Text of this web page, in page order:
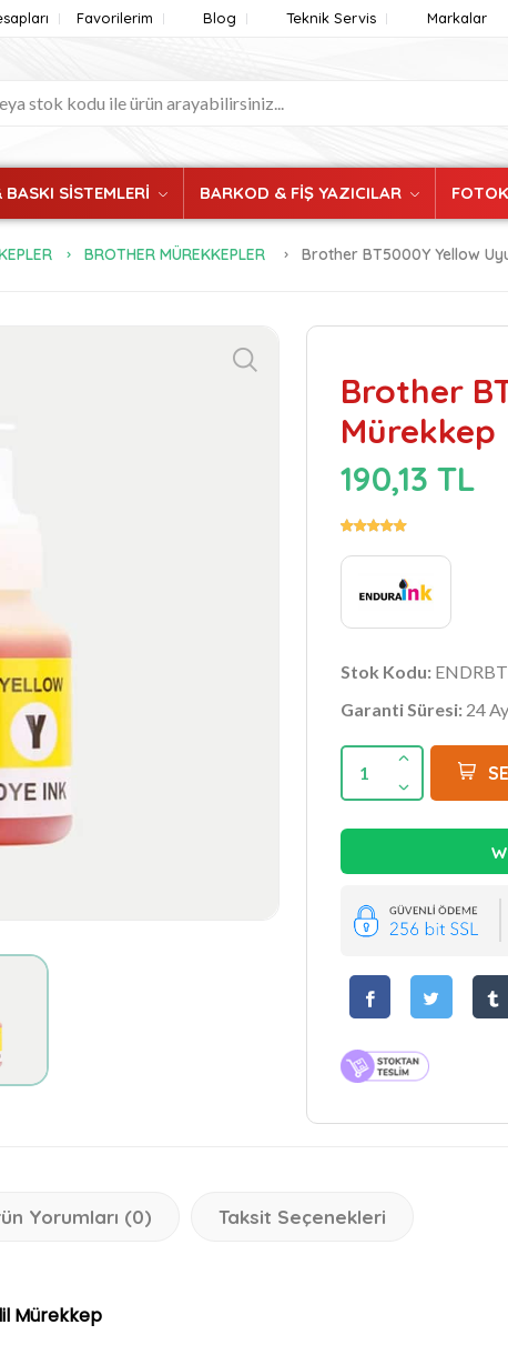
Favorilerim Blog Teknik Servis Markalar
SİSTEMLERİ BARKOD & FİŞ YAZICILAR
BROTHER MÜREKKEPLER Brother BT5000Y Yellow
Brother
Mürekkep
190,13 TL
Stok Kodu:
Garanti Süresi: 24 Ay
1
Yorumları (0) Taksit Seçenekleri
Mürekkep